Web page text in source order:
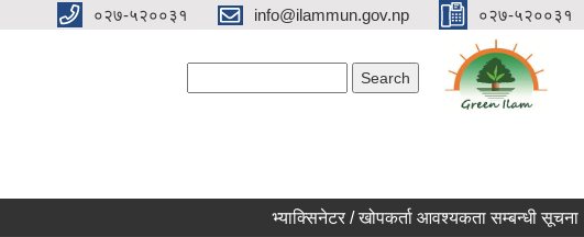
०२७-५२००३१ info@ilammun.gov.np ०२७-५२००३१
भ्याक्सिनेटर / खोपकर्ता आवश्यकता सम्बन्धी सूचना ।